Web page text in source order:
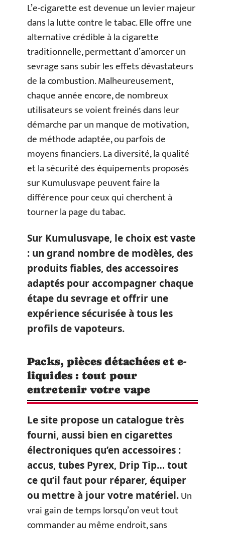
L’e-cigarette est devenue un levier majeur
dans la lutte contre le tabac. Elle offre une
alternative crédible à la cigarette
traditionnelle, permettant d’amorcer un
sevrage sans subir les effets dévastateurs
de la combustion. Malheureusement,
chaque année encore, de nombreux
utilisateurs se voient freinés dans leur
démarche par un manque de motivation,
de méthode adaptée, ou parfois de
moyens financiers. La diversité, la qualité
et la sécurité des équipements proposés
sur Kumulusvape peuvent faire la
différence pour ceux qui cherchent à
tourner la page du tabac.
Sur Kumulusvape, le choix est vaste
: un grand nombre de modèles, des
produits fiables, des accessoires
adaptés pour accompagner chaque
étape du sevrage et offrir une
expérience sécurisée à tous les
profils de vapoteurs.
Packs, pièces détachées et e-
liquides : tout pour
entretenir votre vape
Le site propose un catalogue très
fourni, aussi bien en cigarettes
électroniques qu’en accessoires :
accus, tubes Pyrex, Drip Tip… tout
ce qu’il faut pour réparer, équiper
ou mettre à jour votre matériel.Un
vrai gain de temps lorsqu’on veut tout
commander au même endroit, sans